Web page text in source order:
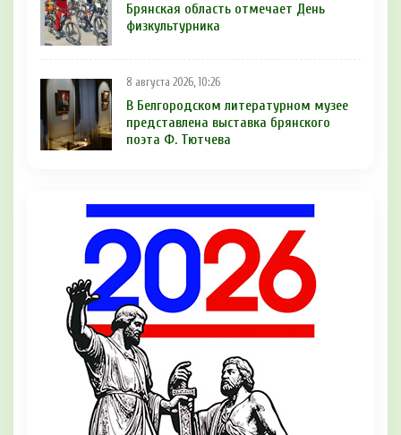
Брянская область отмечает День
физкультурника
8 августа 2026, 10:26
В Белгородском литературном музее
представлена выставка брянского
поэта Ф. Тютчева